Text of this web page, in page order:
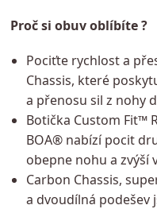
Proč si obuv oblíbíte ?
Pociťte rychlost a
Chassis, které
a přenosu sil z nohy
Botička Custom Fit™
BOA® nabízí pocit
obepne nohu a zvýší
Carbon Chassis,
a dvoudílná podešev